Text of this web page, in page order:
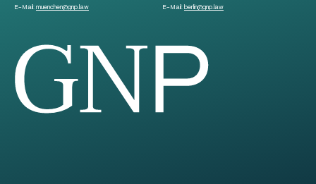
E-Mail:muenchen@gnp.law E-Mail: berlin@gnp.law